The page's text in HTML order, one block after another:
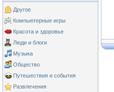
Другое
Компьютерные игры
Красота и здоровье
Люди и блоги
Музыка
Общество
Путешествия и события
Развлечения